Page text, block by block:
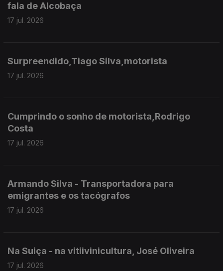
fala de Alcobaça
17 jul. 2026
Surpreendido,Tiago Silva,motorista
17 jul. 2026
Cumprindo o sonho de motorista,Rodrigo
Costa
17 jul. 2026
Armando Silva - Transportadora para
emigrantes e os tacógrafos
17 jul. 2026
Na Suiça - na vitiivinicultura, José Oliveira
17 jul. 2026